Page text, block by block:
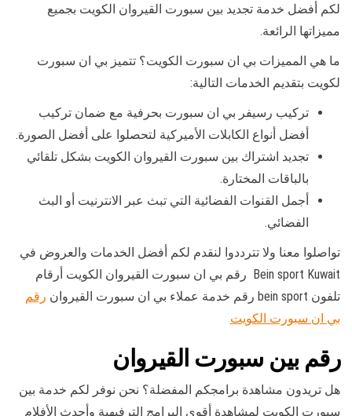
لكم أفضل خدمة تجديد بين سبورت القيروان الكويت بجميع
مميزاتها الرائعة.
ما هي المميزات بي ان سبورت الكويت؟ تتميز بي ان سبورت
لكويت بتقديم الخدمات التالية:
تركيب رسيفر بي ان سبورت بحرفية مع ضمان تركيب
أفضل أنواع الكابلات الأميركية لتحصلوا على أفضل الصورة.
تجديد اشتراك بين سبورت القيروان الكويت بشكل تلقائي
بالباقات المختارة.
أجمل القنوات الفضائية التي تبث عبر الانترنيت أو البث
الفضائي.
تواصلوا معنا ولا تترددوا لنقدم لكم أفضل الخدمات والعروض في
Bein sport Kuwait رقم بي ان سبورت القيروان الكويت أرقام
تلفون bein sport رقم خدمة عملاء بي ان سبورت القيروان
رقم
بي ان سبورت الكويت
رقم بين سبورت القيروان
هل تريدون مشاهدة برامجكم المفضلة؟ نحن نوفر لكم خدمة بين
سبورت الكويت لمشاهدة أقوى البرامج الترفيهية وأحدث الأفلام